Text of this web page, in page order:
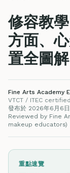
修容教
方面、
置全圖
Fine Arts Academy
VTCT / ITEC
發布於 2026年6月6日
Reviewed by Fine
makeup educators)
重點速覽